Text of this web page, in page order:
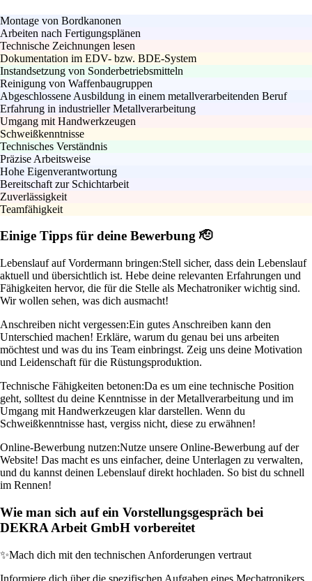
Montage von Bordkanonen
Arbeiten nach Fertigungsplänen
Technische Zeichnungen lesen
Dokumentation im EDV- bzw. BDE-System
Instandsetzung von Sonderbetriebsmitteln
Reinigung von Waffenbaugruppen
Abgeschlossene Ausbildung in einem metallverarbeitenden Beruf
Erfahrung in industrieller Metallverarbeitung
Umgang mit Handwerkzeugen
Schweißkenntnisse
Technisches Verständnis
Präzise Arbeitsweise
Hohe Eigenverantwortung
Bereitschaft zur Schichtarbeit
Zuverlässigkeit
Teamfähigkeit
Einige Tipps für deine Bewerbung 🫡
Lebenslauf auf Vordermann bringen:Stell sicher, dass dein Lebenslauf
aktuell und übersichtlich ist. Hebe deine relevanten Erfahrungen und
Fähigkeiten hervor, die für die Stelle als Mechatroniker wichtig sind.
Wir wollen sehen, was dich ausmacht!
Anschreiben nicht vergessen:Ein gutes Anschreiben kann den
Unterschied machen! Erkläre, warum du genau bei uns arbeiten
möchtest und was du ins Team einbringst. Zeig uns deine Motivation
und Leidenschaft für die Rüstungsproduktion.
Technische Fähigkeiten betonen:Da es um eine technische Position
geht, solltest du deine Kenntnisse in der Metallverarbeitung und im
Umgang mit Handwerkzeugen klar darstellen. Wenn du
Schweißkenntnisse hast, vergiss nicht, diese zu erwähnen!
Online-Bewerbung nutzen:Nutze unsere Online-Bewerbung auf der
Website! Das macht es uns einfacher, deine Unterlagen zu verwalten,
und du kannst deinen Lebenslauf direkt hochladen. So bist du schnell
im Rennen!
Wie man sich auf ein Vorstellungsgespräch bei
DEKRA Arbeit GmbH vorbereitet
✨Mach dich mit den technischen Anforderungen vertraut
Informiere dich über die spezifischen Aufgaben eines Mechatronikers